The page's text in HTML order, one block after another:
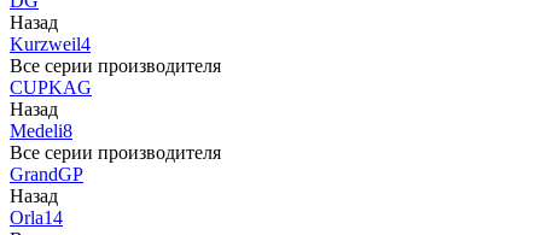
Назад
Kurzweil4
Все серии производителя
CUPKAG
Назад
Medeli8
Все серии производителя
GrandGP
Назад
Orla14